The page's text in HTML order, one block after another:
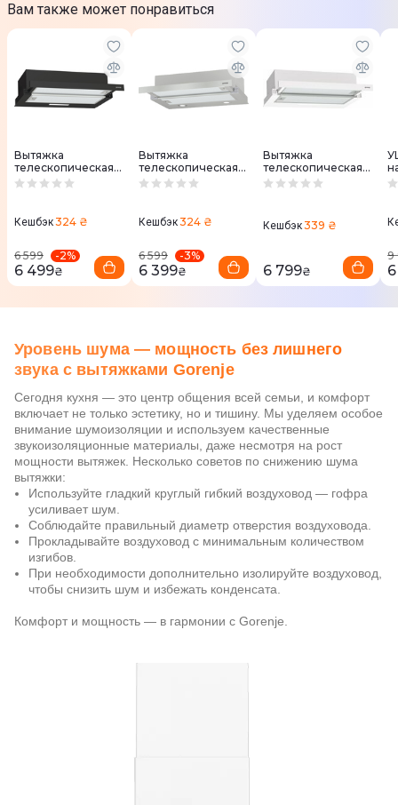
Вам также может понравиться
Вытяжка
телескопическая
Gorenje TH60E3B
Кешбэк324 ₴
6 599 -2%
6 499₴
Вытяжка
телескопическая
Gorenje TH62E4X
Кешбэк324 ₴
6 599 -3%
6 399₴
Вытяжка
телескопическая
Gorenje TH60E3W
Кешбэк339 ₴
6 799₴
9
Уровень шума — мощность без лишнего
звука с вытяжками Gorenje
Сегодня кухня — это центр общения всей семьи, и комфорт
включает не только эстетику, но и тишину. Мы уделяем особое
внимание шумоизоляции и используем качественные
звукоизоляционные материалы, даже несмотря на рост
мощности вытяжек. Несколько советов по снижению шума
вытяжки:
Используйте гладкий круглый гибкий воздуховод — гофра
усиливает шум.
Соблюдайте правильный диаметр отверстия воздуховода.
Прокладывайте воздуховод с минимальным количеством
изгибов.
При необходимости дополнительно изолируйте воздуховод,
чтобы снизить шум и избежать конденсата.
Комфорт и мощность — в гармонии с Gorenje.